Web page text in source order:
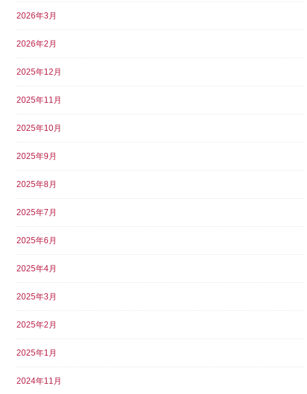
2026年3月
2026年2月
2025年12月
2025年11月
2025年10月
2025年9月
2025年8月
2025年7月
2025年6月
2025年4月
2025年3月
2025年2月
2025年1月
2024年11月